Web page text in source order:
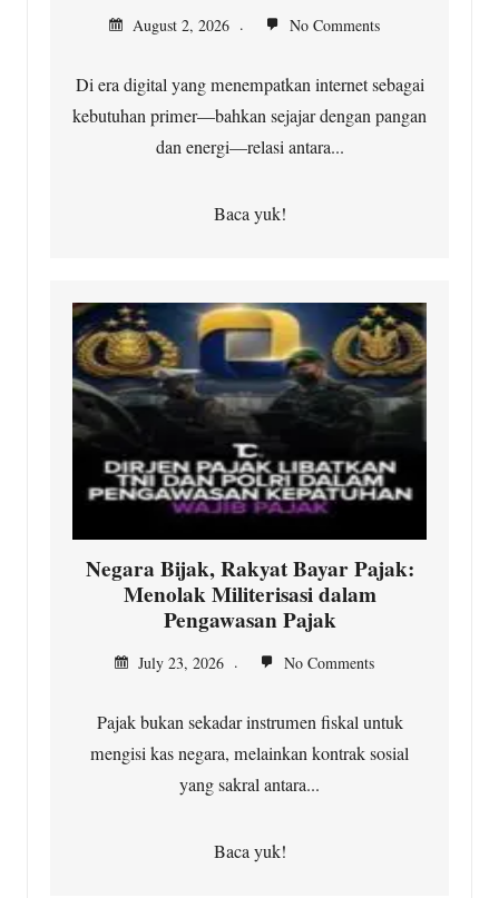
August 2, 2026 No Comments
Di era digital yang menempatkan internet sebagai
kebutuhan primer—bahkan sejajar dengan pangan
dan energi—relasi antara...
Baca yuk!
Negara Bijak, Rakyat Bayar Pajak:
Menolak Militerisasi dalam
Pengawasan Pajak
July 23, 2026 No Comments
Pajak bukan sekadar instrumen fiskal untuk
mengisi kas negara, melainkan kontrak sosial
yang sakral antara...
Baca yuk!